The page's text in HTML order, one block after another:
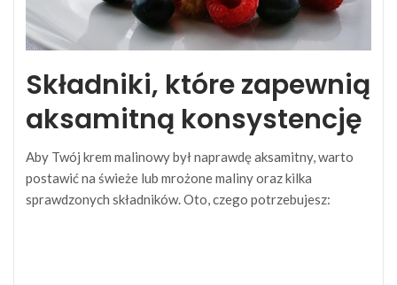
Składniki, które zapewnią
aksamitną konsystencję
Aby Twój krem malinowy był naprawdę aksamitny, warto
postawić na świeże lub mrożone maliny oraz kilka
sprawdzonych składników. Oto, czego potrzebujesz: